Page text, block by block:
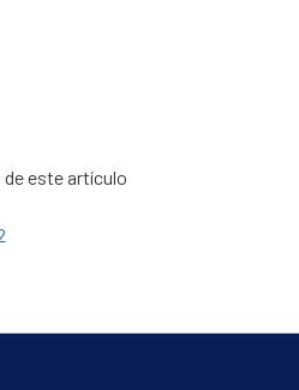
este artículo